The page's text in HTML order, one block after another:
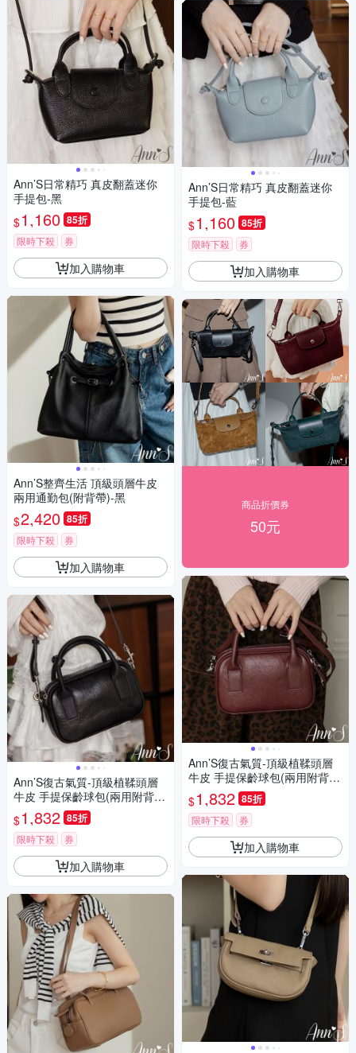
Ann’S日常精巧 真皮翻蓋迷你
手提包-黑
$1,160 85折
限時下殺 券
加入購物車
Ann’S整齊生活 頂級頭層牛皮
兩用通勤包(附背帶)-黑
$2,420 85折
限時下殺 券
加入購物車
Ann’S復古氣質-頂級植鞣頭層
牛皮 手提保齡球包(兩用附背
帶)-黑
$1,832 85折
限時下殺 券
加入購物車
Ann’S日常精巧 真皮翻蓋迷你
手提包-藍
$1,160 85折
限時下殺 券
加入購物車
商品折價券
50元
Ann’S復古氣質-頂級植鞣頭層
牛皮 手提保齡球包(兩用附背
帶)-酒紅
$1,832 85折
限時下殺 券
加入購物車